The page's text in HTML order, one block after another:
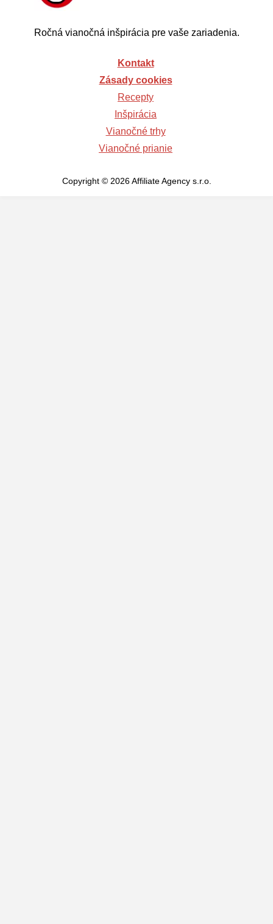
Ročná vianočná inšpirácia pre vaše zariadenia.
Kontakt
Zásady cookies
Recepty
Inšpirácia
Vianočné trhy
Vianočné prianie
Copyright © 2026 Affiliate Agency s.r.o.